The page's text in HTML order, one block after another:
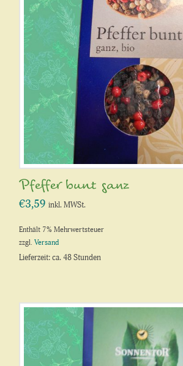
Pfeffer bunt ganz
€3,59 inkl. MWSt.
Enthält 7% Mehrwertsteuer
zzgl.Versand
Lieferzeit: ca. 48 Stunden